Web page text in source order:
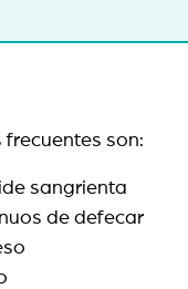
son:
sangrienta
de defecar